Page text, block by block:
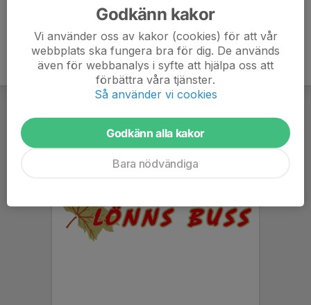
Godkänn kakor
Vi använder oss av kakor (cookies) för att vår
webbplats ska fungera bra för dig. De används
även för webbanalys i syfte att hjälpa oss att
förbättra våra tjänster.
Så använder vi cookies
Godkänn alla kakor
Bara nödvändiga